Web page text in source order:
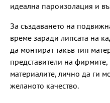
идеална пароизолация и
За създаването на
време заради липсата на
да монтират такъв тип
представители на фирмите,
материалите, лично да ги
желаното качество.